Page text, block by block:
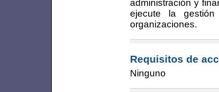
administración y
ejecute la
organizaciones.
Requisitos de
Ninguno